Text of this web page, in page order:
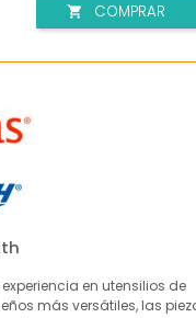
en utensilios de
más versátiles, las
 COMPRAR